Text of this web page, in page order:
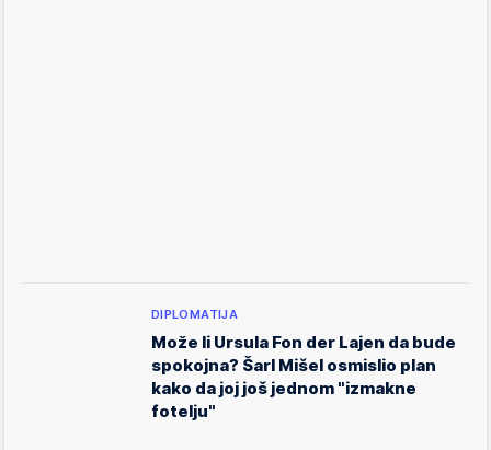
DIPLOMATIJA
Može li Ursula Fon der Lajen da bude
spokojna? Šarl Mišel osmislio plan
kako da joj još jednom "izmakne
fotelju"